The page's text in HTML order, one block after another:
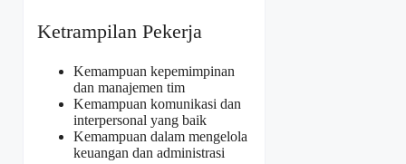
Ketrampilan Pekerja
Kemampuan kepemimpinan
dan manajemen tim
Kemampuan komunikasi dan
interpersonal yang baik
Kemampuan dalam mengelola
keuangan dan administrasi